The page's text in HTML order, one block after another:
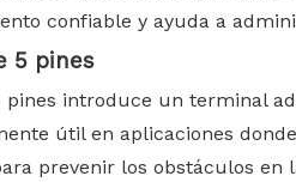
confiable y ayuda a
5 pines
pines introduce un terminal
útil en aplicaciones
prevenir los obstáculos